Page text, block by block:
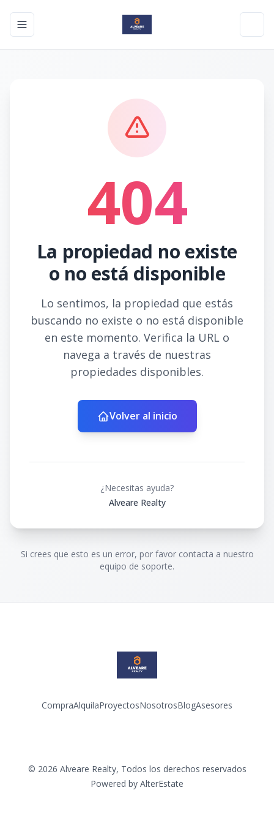
Toggle navigation menu
404
La propiedad no existe
o no está disponible
Lo sentimos, la propiedad que estás
buscando no existe o no está disponible
en este momento. Verifica la URL o
navega a través de nuestras
propiedades disponibles.
Volver al inicio
¿Necesitas ayuda?
Alveare Realty
Si crees que esto es un error, por favor contacta a nuestro
equipo de soporte.
CompraAlquilaProyectosNosotrosBlogAsesores
© 2026 Alveare Realty, Todos los derechos reservados
Powered by AlterEstate